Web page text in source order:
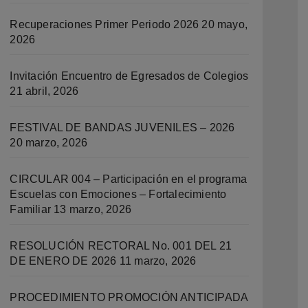
Recuperaciones Primer Periodo 2026 20 mayo,
2026
Invitación Encuentro de Egresados de Colegios
21 abril, 2026
FESTIVAL DE BANDAS JUVENILES – 2026
20 marzo, 2026
CIRCULAR 004 – Participación en el programa
Escuelas con Emociones – Fortalecimiento
Familiar 13 marzo, 2026
RESOLUCIÓN RECTORAL No. 001 DEL 21
DE ENERO DE 2026 11 marzo, 2026
PROCEDIMIENTO PROMOCIÓN ANTICIPADA